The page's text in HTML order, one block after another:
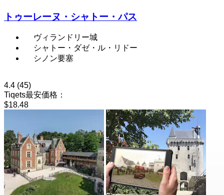
トゥーレーヌ・シャトー・パス
ヴィランドリー城
シャトー・ダゼ・ル・リドー
シノン要塞
4.4 (45)
Tiqets最安価格：
$18.48